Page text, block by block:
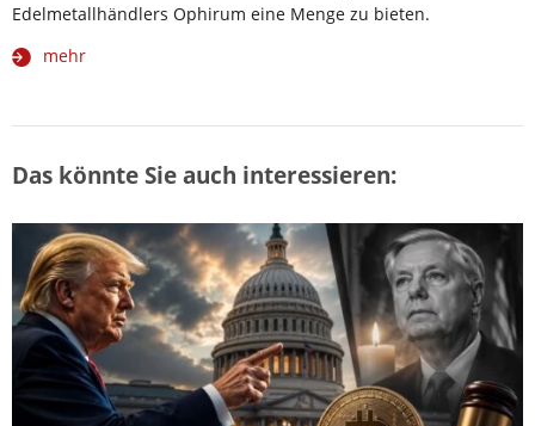
Edelmetallhändlers Ophirum eine Menge zu bieten.
mehr
Das könnte Sie auch interessieren: